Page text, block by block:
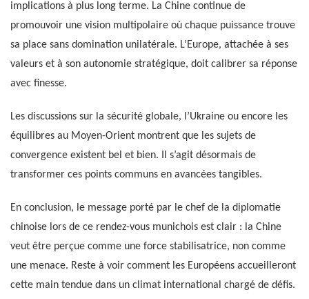
implications à plus long terme. La Chine continue de
promouvoir une vision multipolaire où chaque puissance trouve
sa place sans domination unilatérale. L’Europe, attachée à ses
valeurs et à son autonomie stratégique, doit calibrer sa réponse
avec finesse.
Les discussions sur la sécurité globale, l’Ukraine ou encore les
équilibres au Moyen-Orient montrent que les sujets de
convergence existent bel et bien. Il s’agit désormais de
transformer ces points communs en avancées tangibles.
En conclusion, le message porté par le chef de la diplomatie
chinoise lors de ce rendez-vous munichois est clair : la Chine
veut être perçue comme une force stabilisatrice, non comme
une menace. Reste à voir comment les Européens accueilleront
cette main tendue dans un climat international chargé de défis.